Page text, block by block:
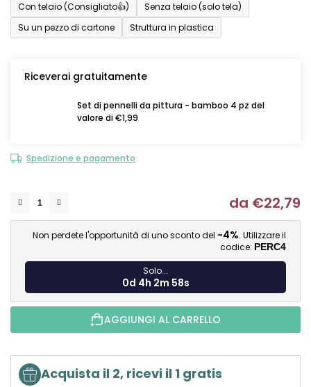
Con telaio (Consigliato👍)
Senza telaio (solo tela)
Su un pezzo di cartone
Struttura in plastica
Riceverai gratuitamente
Set di pennelli da pittura - bamboo 4 pz del
valore di €1,99
Spedizione e pagamento
da €22,79
Non perdete l'opportunità di uno sconto del -4%. Utilizzare il
codice: PERC4
Solo...
0d 4h 2m 57s
AGGIUNGI AL CARRELLO
Acquista il 2, ricevi il 1 gratis